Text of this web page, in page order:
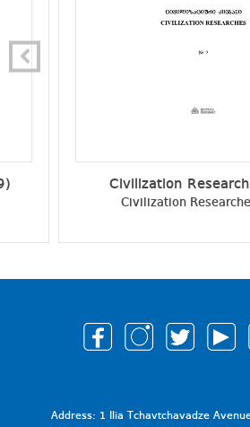
Civilization
Civilization
Address: 1 Ilia Tchavtchavadze